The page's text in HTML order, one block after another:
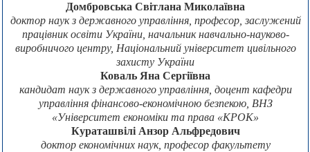
Домбровська Світлана Миколаївна
доктор наук з державного управління, професор, заслужений
працівник освіти України, начальник навчально-науково-
виробничого центру, Національний університет цивільного
захисту України
Коваль Яна Сергіївна
кандидат наук з державного управління, доцент кафедри
управління фінансово-економічною безпекою, ВНЗ
«Університет економіки та права «КРОК»
Кураташвілі Анзор Альфредович
доктор економічних наук, професор факультету